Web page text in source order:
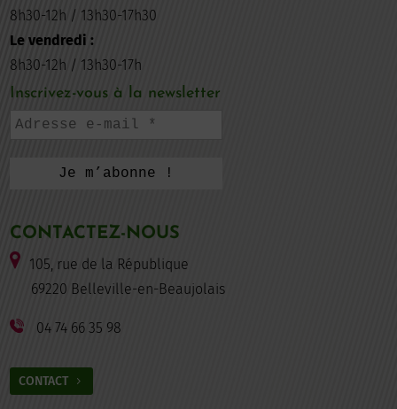
8h30-12h / 13h30-17h30
Le vendredi :
8h30-12h / 13h30-17h
Inscrivez-vous à la newsletter
CONTACTEZ-NOUS
105, rue de la République
69220 Belleville-en-Beaujolais
04 74 66 35 98
CONTACT